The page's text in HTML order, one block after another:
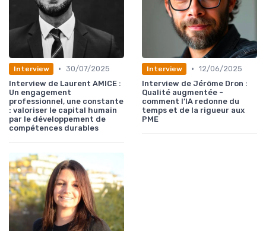
Interview • 30/07/2025
Interview de Laurent AMICE :
Un engagement
professionnel, une constante
: valoriser le capital humain
par le développement de
compétences durables
Interview • 12/06/2025
Interview de Jérôme Dron :
Qualité augmentée -
comment l’IA redonne du
temps et de la rigueur aux
PME